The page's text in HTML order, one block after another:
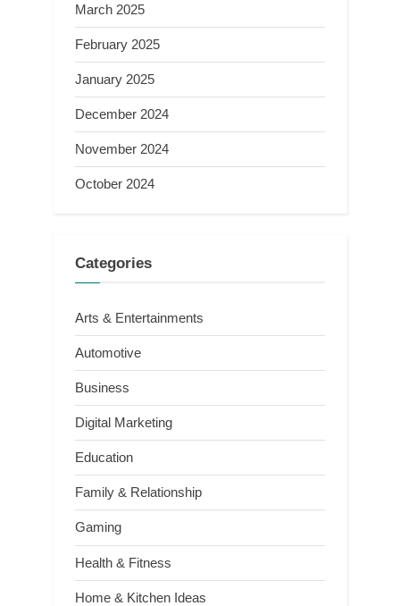
March 2025
February 2025
January 2025
December 2024
November 2024
October 2024
Categories
Arts & Entertainments
Automotive
Business
Digital Marketing
Education
Family & Relationship
Gaming
Health & Fitness
Home & Kitchen Ideas